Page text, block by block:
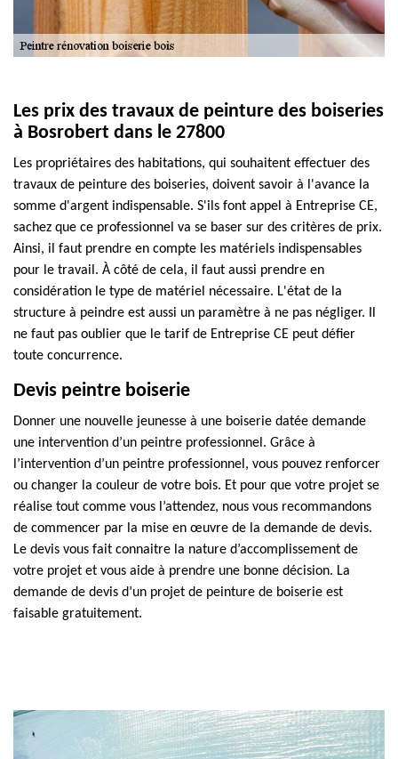
Les prix des travaux de peinture des boiseries
à Bosrobert dans le 27800
Les propriétaires des habitations, qui souhaitent effectuer des
travaux de peinture des boiseries, doivent savoir à l'avance la
somme d'argent indispensable. S'ils font appel à Entreprise CE,
sachez que ce professionnel va se baser sur des critères de prix.
Ainsi, il faut prendre en compte les matériels indispensables
pour le travail. À côté de cela, il faut aussi prendre en
considération le type de matériel nécessaire. L'état de la
structure à peindre est aussi un paramètre à ne pas négliger. Il
ne faut pas oublier que le tarif de Entreprise CE peut défier
toute concurrence.
Devis peintre boiserie
Donner une nouvelle jeunesse à une boiserie datée demande
une intervention d’un peintre professionnel. Grâce à
l’intervention d’un peintre professionnel, vous pouvez renforcer
ou changer la couleur de votre bois. Et pour que votre projet se
réalise tout comme vous l’attendez, nous vous recommandons
de commencer par la mise en œuvre de la demande de devis.
Le devis vous fait connaitre la nature d’accomplissement de
votre projet et vous aide à prendre une bonne décision. La
demande de devis d’un projet de peinture de boiserie est
faisable gratuitement.